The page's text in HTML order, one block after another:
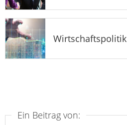
Wirtschaftspolitik
Ein Beitrag von: